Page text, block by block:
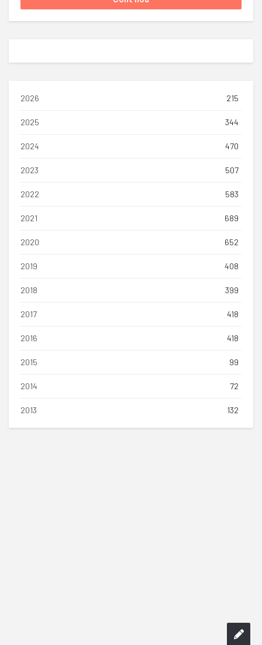
2026 215
2025 344
2024 470
2023 507
2022 583
2021 689
2020 652
2019 408
2018 399
2017 418
2016 418
2015 99
2014 72
2013 132